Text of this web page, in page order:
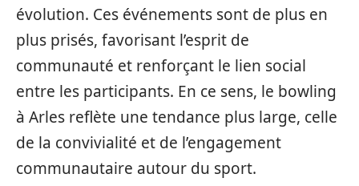
évolution. Ces événements sont de plus en
plus prisés, favorisant l’esprit de
communauté et renforçant le lien social
entre les participants. En ce sens, le bowling
à Arles reflète une tendance plus large, celle
de la convivialité et de l’engagement
communautaire autour du sport.